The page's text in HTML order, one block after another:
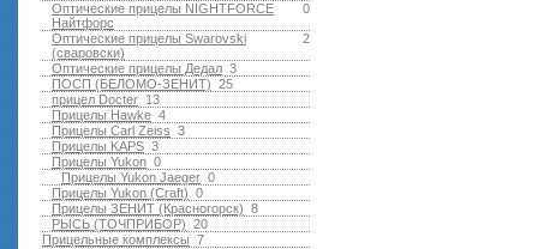
0
Оптические прицелы NIGHTFORCE
Найтфорс
2
Оптические прицелы Swarovski
(сваровски)
3
Оптические прицелы Дедал
25
ПОСП (БЕЛОМО-ЗЕНИТ)
13
прицел Docter
4
Прицелы Hawke
3
Прицелы Carl Zeiss
3
Прицелы KAPS
0
Прицелы Yukon
0
Прицелы Yukon Jaeger
0
Прицелы Yukon (Craft)
8
Прицелы ЗЕНИТ (Красногорск)
20
РЫСЬ (ТОЧПРИБОР)
7
Прицельные комплексы